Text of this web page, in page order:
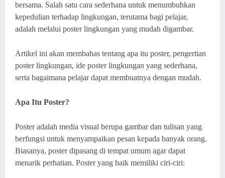
bersama. Salah satu cara sederhana untuk menumbuhkan
kepedulian terhadap lingkungan, terutama bagi pelajar,
adalah melalui poster lingkungan yang mudah digambar.
Artikel ini akan membahas tentang apa itu poster, pengertian
poster lingkungan, ide poster lingkungan yang sederhana,
serta bagaimana pelajar dapat membuatnya dengan mudah.
Apa Itu Poster?
Poster adalah media visual berupa gambar dan tulisan yang
berfungsi untuk menyampaikan pesan kepada banyak orang.
Biasanya, poster dipasang di tempat umum agar dapat
menarik perhatian. Poster yang baik memiliki ciri-ciri: